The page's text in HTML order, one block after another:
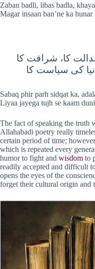
Zaban badli, libas badla,
Magar insaan ban’ne ka
کا، شرافت کا
کی سیاست کا
Sabaq phir parh sidqat ka,
Liyaa jayega tujh se kaam
The fact of speaking the truth
Allahabadi poetry really
certain period of time;
which is repeated every
humor to fight and wisdom to
readily accepted and difficult
opens the eyes of the
forget their cultural origin and